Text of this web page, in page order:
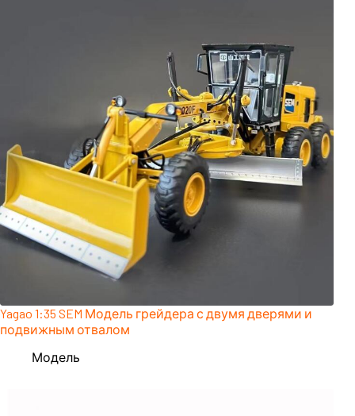
Yagao 1:35 SEM Модель грейдера с двумя дверями и
подвижным отвалом
Модель